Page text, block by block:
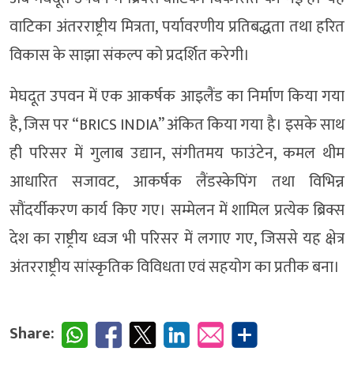
वाटिका अंतरराष्ट्रीय मित्रता, पर्यावरणीय प्रतिबद्धता तथा हरित
विकास के साझा संकल्प को प्रदर्शित करेगी।
मेघदूत उपवन में एक आकर्षक आइलैंड का निर्माण किया गया
है, जिस पर “BRICS INDIA” अंकित किया गया है। इसके साथ
ही परिसर में गुलाब उद्यान, संगीतमय फाउंटेन, कमल थीम
आधारित सजावट, आकर्षक लैंडस्केपिंग तथा विभिन्न
सौंदर्यीकरण कार्य किए गए। सम्मेलन में शामिल प्रत्येक ब्रिक्स
देश का राष्ट्रीय ध्वज भी परिसर में लगाए गए, जिससे यह क्षेत्र
अंतरराष्ट्रीय सांस्कृतिक विविधता एवं सहयोग का प्रतीक बना।
Share: